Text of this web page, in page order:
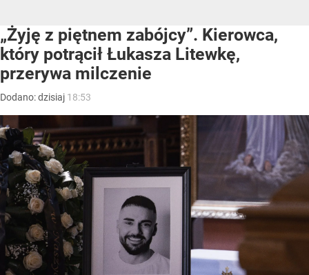
„Żyję z piętnem zabójcy”. Kierowca,
który potrącił Łukasza Litewkę,
przerywa milczenie
Dodano:dzisiaj 18:53